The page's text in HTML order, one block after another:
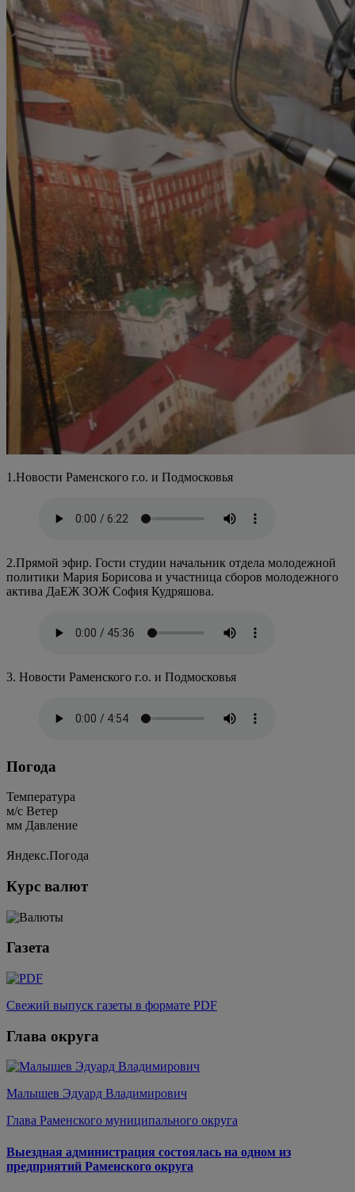
1.Новости Раменского г.о. и Подмосковья
2.Прямой эфир. Гости студии начальник отдела молодежной
политики Мария Борисова и участница сборов молодежного
актива ДаЕЖ ЗОЖ София Кудряшова.
3. Новости Раменского г.о. и Подмосковья
Погода
Температура
м/c Ветер
мм Давление
Яндекс.Погода
Курс валют
Газета
Свежий выпуск газеты в формате PDF
Глава округа
Малышев Эдуард Владимирович
Глава Раменского муниципального округа
Выездная администрация состоялась на одном из
предприятий Раменского округа